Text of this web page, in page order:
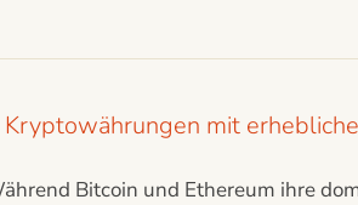
mit
Bitcoin und Ethereum ihre